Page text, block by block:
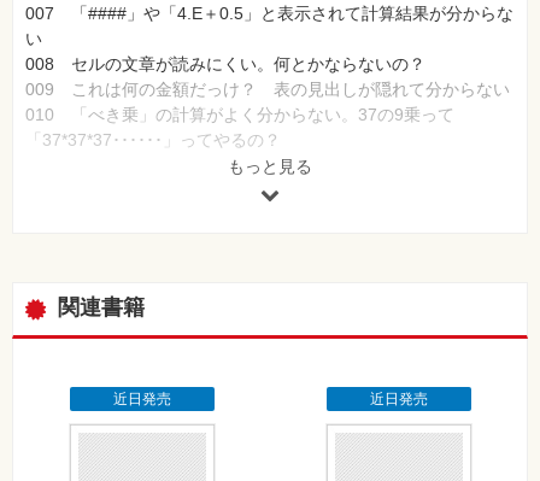
007 「####」や「4.E＋0.5」と表示されて計算結果が分からな
い
008 セルの文章が読みにくい。何とかならないの？
009 これは何の金額だっけ？ 表の見出しが隠れて分からない
010 「べき乗」の計算がよく分からない。37の9乗って
「37*37*37･･････」ってやるの？
011 注文が多い順に並べたいのにうまく並べ替えができない
012 大きな表を印刷したら表が途中で切れて印刷された
第2章 仕事を早く終わらせたい人のためのあるある
できる人は効率的！ エクセルの操作を見直して無駄な作業を短
014 どのメニューから操作するのかいつも先輩に聞いてしまっ
015 探すのが面倒！ 「スマホ」の表記を「スマートフォン」
に統一したい
もっと見る
関連書籍
近日発売 近日発売